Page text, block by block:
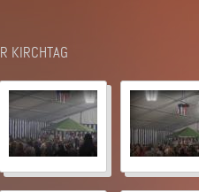
KIRCHTAG